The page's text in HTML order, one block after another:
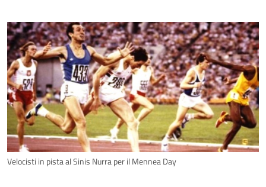
Velocisti in pista al Sinis Nurra per il Mennea Day